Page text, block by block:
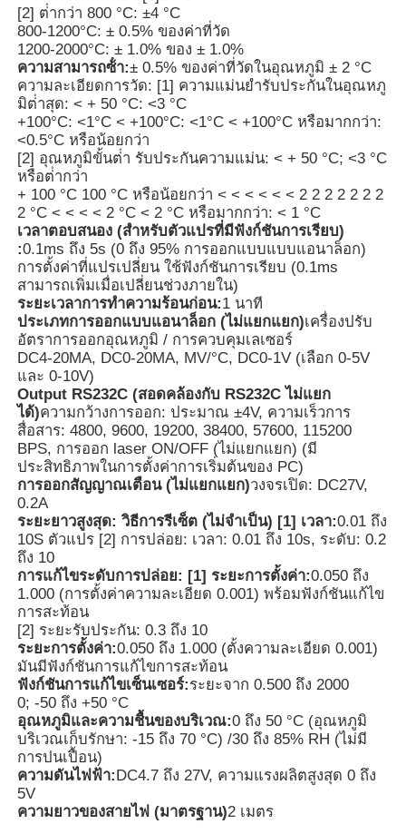
เครื่องตรวจจับเรดอน
เครื่องวัดประจุลบในอากาศ
เครื่องตรวจจับ PM2.5
เครื่องนับอนุภาคฝุ่น
เซ็นเซอร์สสารอนุภาค
อุปกรณ์ติดตามคุณภาพอากาศ
ระบบติดตามคุณภาพอากาศภายนอก
เครื่องตรวจจับไอออนลบ
เครื่องตรวจจับโอโซน
ชุดเครื่องมืออัลตราโซนิก Taiwan Huibo
เทอร์โมเมตรไฟเบอร์ออปติก
เครื่องตรวจวัดการแผ่รังสีอินฟราเรด
[2] ต่ํากว่า 800 °C: ±4 °C
800-1200°C: ± 0.5% ของค่าที่วัด
1200-2000°C: ± 1.0% ของ ± 1.0%
ความสามารถซ้ํา:± 0.5% ของค่าที่วัดในอุณหภูมิ ± 2 °C
ความละเอียดการวัด: [1] ความแม่นยํารับประกันในอุณหภู
มิต่ําสุด: < + 50 °C: <3 °C
+100°C: <1°C < +100°C: <1°C < +100°C หรือมากกว่า:
<0.5°C หรือน้อยกว่า
[2] อุณหภูมิขั้นต่ํา รับประกันความแม่น: < + 50 °C; <3 °C
หรือต่ํากว่า
+ 100 °C 100 °C หรือน้อยกว่า < < < < < < 2 2 2 2 2 2 2
2 °C < < < < 2 °C < 2 °C หรือมากกว่า: < 1 °C
เวลาตอบสนอง (สําหรับตัวแปรที่มีฟังก์ชันการเรียบ)
:0.1ms ถึง 5s (0 ถึง 95% การออกแบบแบบแอนาล็อก)
การตั้งค่าที่แปรเปลี่ยน ใช้ฟังก์ชันการเรียบ (0.1ms
สามารถเพิ่มเมื่อเปลี่ยนช่วงภายใน)
ระยะเวลาการทําความร้อนก่อน:1 นาที
ประเภทการออกแบบแอนาล็อก (ไม่แยกแยก)เครื่องปรับ
อัตราการออกอุณหภูมิ / การควบคุมเลเซอร์
DC4-20MA, DC0-20MA, MV/°C, DC0-1V (เลือก 0-5V
และ 0-10V)
Output RS232C (สอดคล้องกับ RS232C ไม่แยก
ได้)ความกว้างการออก: ประมาณ ±4V, ความเร็วการ
สื่อสาร: 4800, 9600, 19200, 38400, 57600, 115200
BPS, การออก laser ON/OFF (ไม่แยกแยก) (มี
ประสิทธิภาพในการตั้งค่าการเริ่มต้นของ PC)
การออกสัญญาณเตือน (ไม่แยกแยก)วงจรเปิด: DC27V,
0.2A
ระยะยาวสูงสุด: วิธีการรีเซ็ต (ไม่จําเป็น) [1] เวลา:0.01 ถึง
10S ตัวแปร [2] การปล่อย: เวลา: 0.01 ถึง 10s, ระดับ: 0.2
ถึง 10
การแก้ไขระดับการปล่อย: [1] ระยะการตั้งค่า:0.050 ถึง
1.000 (การตั้งค่าความละเอียด 0.001) พร้อมฟังก์ชันแก้ไข
การสะท้อน
[2] ระยะรับประกัน: 0.3 ถึง 10
ระยะการตั้งค่า:0.050 ถึง 1.000 (ตั้งความละเอียด 0.001)
มันมีฟังก์ชันการแก้ไขการสะท้อน
ฟังก์ชันการแก้ไขเซ็นเซอร์:ระยะจาก 0.500 ถึง 2000
0; -50 ถึง +50 °C
อุณหภูมิและความชื้นของบริเวณ:0 ถึง 50 °C (อุณหภูมิ
บริเวณเก็บรักษา: -15 ถึง 70 °C) /30 ถึง 85% RH (ไม่มี
การปนเปื้อน)
ความดันไฟฟ้า:DC4.7 ถึง 27V, ความแรงผลิตสูงสุด 0 ถึง
5V
ความยาวของสายไฟ (มาตรฐาน)2 เมตร